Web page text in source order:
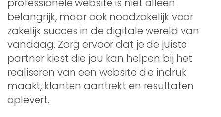
belangrijk, maar ook noodzakelijk voor
zakelijk succes in de digitale wereld van
vandaag. Zorg ervoor dat je de juiste
partner kiest die jou kan helpen bij het
realiseren van een website die indruk
maakt, klanten aantrekt en resultaten
oplevert.